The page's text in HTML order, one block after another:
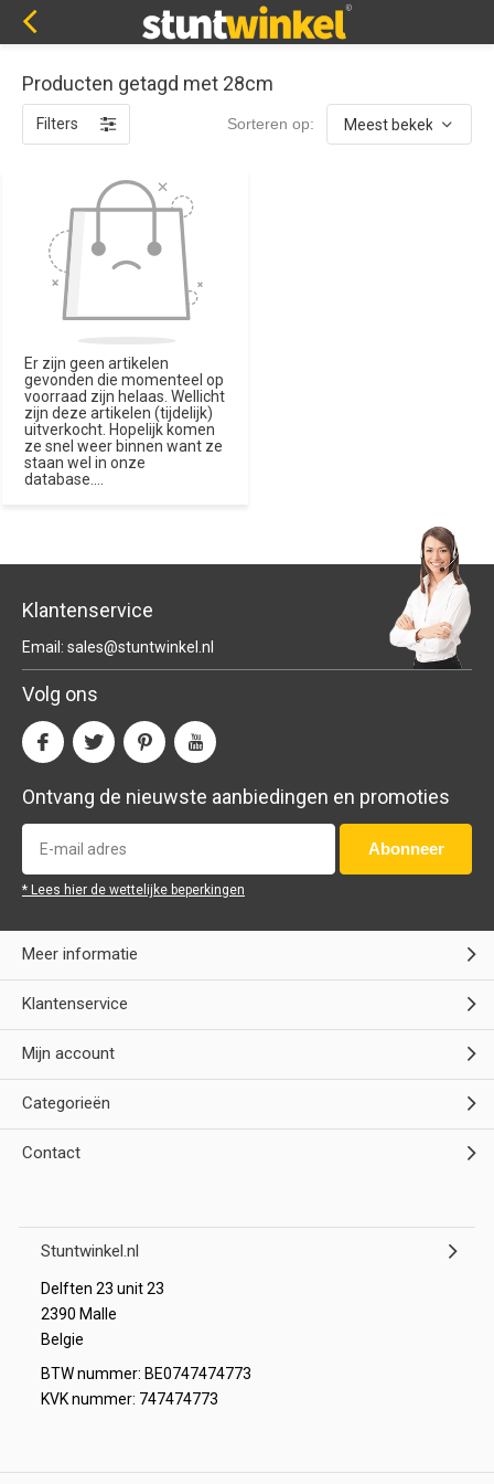
Producten getagd met 28cm
Filters Sorteren op:
Er zijn geen artikelen
gevonden die momenteel op
voorraad zijn helaas. Wellicht
zijn deze artikelen (tijdelijk)
uitverkocht. Hopelijk komen
ze snel weer binnen want ze
staan wel in onze
database....
Klantenservice
Email: sales@stuntwinkel.nl
Volg ons
Ontvang de nieuwste aanbiedingen en promoties
Abonneer
* Lees hier de wettelijke beperkingen
Meer informatie
Klantenservice
Mijn account
Categorieën
Contact
Stuntwinkel.nl
Delften 23 unit 23
2390 Malle
Belgie
BTW nummer: BE0747474773
KVK nummer: 747474773